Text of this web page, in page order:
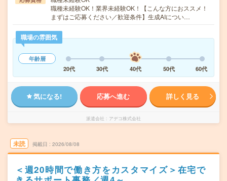
職種未経験OK！業界未経験OK！【こんな方におススメ！
まずはご応募ください／歓迎条件】生成AIについ…
職場の雰囲気
年齢層
20代
30代 40代 50代 60代
気になる! 応募へ進む 詳しく見る
派遣会社 アデコ株式会社
未読 掲載日 2026/08/08
＜週20時間で働き方をカスタマイズ＞在宅で